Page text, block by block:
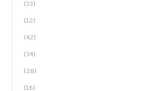
(33)
(12)
(42)
(34)
(28)
(16)